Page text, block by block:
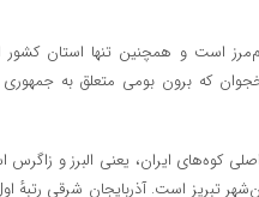
است و همچنین تنها استان
که برون بومی متعلق به جمهوری
کوه‌های ایران، یعنی البرز و زاگرس
تبریز است. آذربایجان شرقی رتبهٔ